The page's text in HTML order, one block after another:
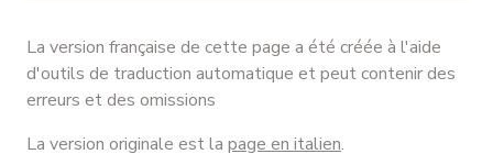
La version française de cette page a été créée à l'aide
d'outils de traduction automatique et peut contenir des
erreurs et des omissions
La version originale est la page en italien.